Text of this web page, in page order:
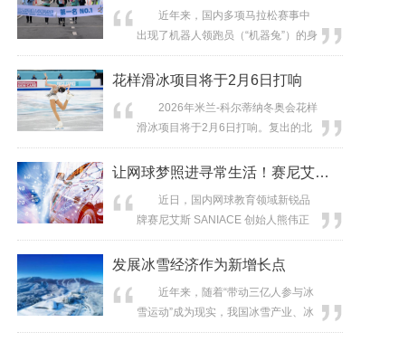
并在优势项目上由“单点突破”走向“集
团作战”。 米兰冬奥会自由式滑雪
维尼奥举行，共设15个小项，涵盖空
近年来，国内多项马拉松赛事中
出现了机器人领跑员（“机器兔”）的身
影。从机器狗形态的“关门兔”到人形机
器人的半马尝试，“机器兔”正从概念设
着技术的进步与完善，“机器兔”有没有
可能在未来取代人类配速员？ 未
登上马拉松赛道已不是个案...
花样滑冰项目将于2月6日打响
2026年米兰-科尔蒂纳冬奥会花样
滑冰项目将于2月6日打响。复出的北
京冬奥会冠军组合隋文静/韩聪将第三
次出战冬奥会，捍卫中国双人滑荣
阳、冰舞组合王诗玥/柳鑫宇也将在冬
奥舞台上全力以赴。 1月24日，中
四大洲花样滑冰锦标赛双人滑自...
让网球梦照进寻常生活！赛尼艾斯 SA
近日，国内网球教育领域新锐品
牌赛尼艾斯 SANIACE 创始人熊伟正
式对外发布品牌核心理念。在全民健
康意识觉醒、国家大力推动体育事业
行业多年的行业洞察与对网球运动的
赤诚热爱，系统阐述了赛尼艾斯
发展冰雪经济作为新增长点
近年来，随着“带动三亿人参与冰
雪运动”成为现实，我国冰雪产业、冰
雪旅游市场展现出前所未有的活